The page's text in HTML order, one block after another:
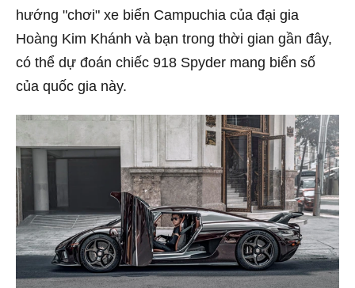
hướng "chơi" xe biển Campuchia của đại gia
Hoàng Kim Khánh và bạn trong thời gian gần đây,
có thể dự đoán chiếc 918 Spyder mang biển số
của quốc gia này.